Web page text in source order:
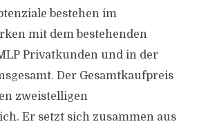
bestehen im
mit dem bestehenden
Privatkunden und in der
Der Gesamtkaufpreis
zweistelligen
Er setzt sich zusammen aus